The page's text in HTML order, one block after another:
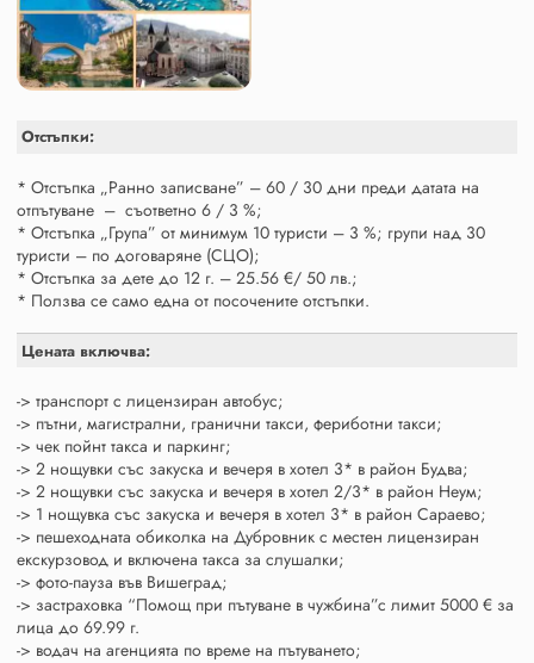
Отстъпки:
* Отстъпка „Ранно записване” – 60 / 30 дни преди датата на
отпътуване – съответно 6 / 3 %;
* Отстъпка „Група” от минимум 10 туристи – 3 %; групи над 30
туристи – по договаряне (СЦО);
* Отстъпка за дете до 12 г. – 25.56 €/ 50 лв.;
* Ползва се само една от посочените отстъпки.
Цената включва:
-> транспорт с лицензиран автобус;
-> пътни, магистрални, гранични такси, фериботни такси;
-> чек пойнт такса и паркинг;
-> 2 нощувки със закуска и вечеря в хотел 3* в район Будва;
-> 2 нощувки със закуска и вечеря в хотел 2/3* в район Неум;
-> 1 нощувка със закуска и вечеря в хотел 3* в район Сараево;
-> пешеходната обиколка на Дубровник с местен лицензиран
екскурзовод и включена такса за слушалки;
-> фото-пауза във Вишеград;
-> застраховка “Помощ при пътуване в чужбина”с лимит 5000 € за
лица до 69.99 г.
-> водач на агенцията по време на пътуването;